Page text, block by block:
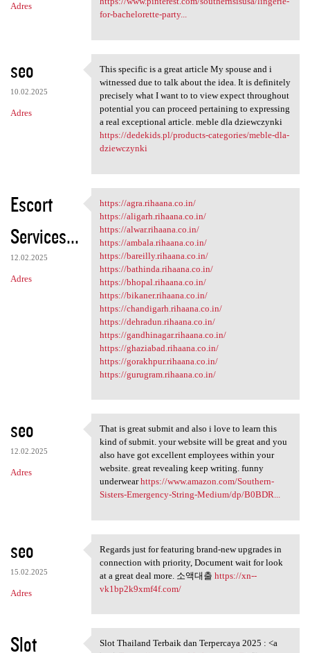
Adres
for-bachelorette-party...
seo
10.02.2025
Adres
This specific is a great
This specific is a great article My spouse and i
witnessed due to talk about the idea. It is definitely
precisely what I want to to view expect throughout
potential you can proceed pertaining to expressing
a real exceptional article. meble dla dziewczynki
https://dedekids.pl/products-categories/meble-dla-
dziewczynki
Escort
Services...
12.02.2025
Adres
https://agra.rihaana.co.in/
https://agra.rihaana.co.in/
https://aligarh.rihaana.co.in/
https://alwar.rihaana.co.in/
https://ambala.rihaana.co.in/
https://bareilly.rihaana.co.in/
https://bathinda.rihaana.co.in/
https://bhopal.rihaana.co.in/
https://bikaner.rihaana.co.in/
https://chandigarh.rihaana.co.in/
https://dehradun.rihaana.co.in/
https://gandhinagar.rihaana.co.in/
https://ghaziabad.rihaana.co.in/
https://gorakhpur.rihaana.co.in/
https://gurugram.rihaana.co.in/
seo
12.02.2025
Adres
That is great submit and also
That is great submit and also i love to learn this
kind of submit. your website will be great and you
also have got excellent employees within your
website. great revealing keep writing. funny
underwearhttps://www.amazon.com/Southern-
Sisters-Emergency-String-Medium/dp/B0BDR...
seo
15.02.2025
Adres
Regards just for featuring
Regards just for featuring brand-new upgrades in
connection with priority, Document wait for look
at a great deal more. 소액대출 https://xn--
vk1bp2k9xmf4f.com/
Slot
Slot Thailand Terbaik dan Terpercaya 2025 : <a